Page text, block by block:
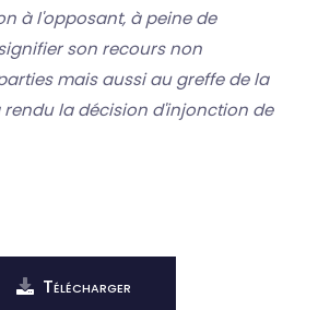
à l'opposant, à peine de
son recours non
mais aussi au greffe de la
la décision d'injonction de
Télécharger